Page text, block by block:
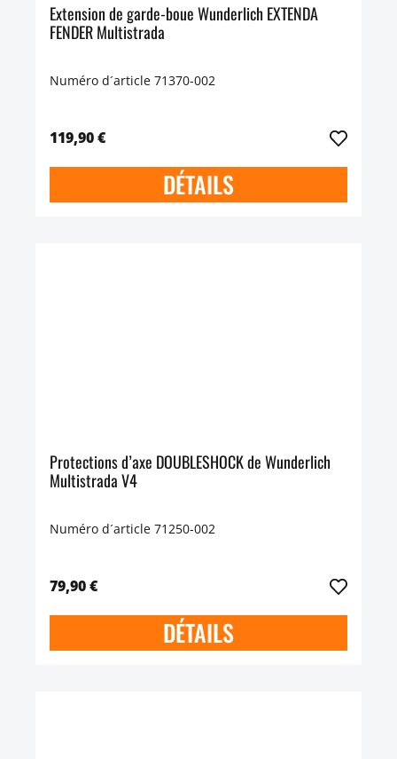
Extension de garde-boue Wunderlich EXTENDA
FENDER Multistrada
Numéro d´article 71370-002
119,90 €
DÉTAILS
Protections d’axe DOUBLESHOCK de Wunderlich
Multistrada V4
Numéro d´article 71250-002
79,90 €
DÉTAILS